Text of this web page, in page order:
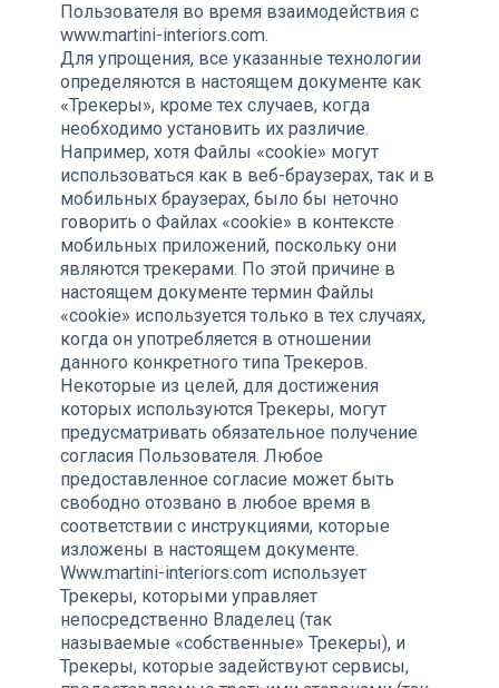
Пользователя во время взаимодействия с
www.martini-interiors.com.
Для упрощения, все указанные технологии
определяются в настоящем документе как
«Трекеры», кроме тех случаев, когда
необходимо установить их различие.
Например, хотя Файлы «cookie» могут
использоваться как в веб-браузерах, так и в
мобильных браузерах, было бы неточно
говорить о Файлах «cookie» в контексте
мобильных приложений, поскольку они
являются трекерами. По этой причине в
настоящем документе термин Файлы
«cookie» используется только в тех случаях,
когда он употребляется в отношении
данного конкретного типа Трекеров.
Некоторые из целей, для достижения
которых используются Трекеры, могут
предусматривать обязательное получение
согласия Пользователя. Любое
предоставленное согласие может быть
свободно отозвано в любое время в
соответствии с инструкциями, которые
изложены в настоящем документе.
Www.martini-interiors.com использует
Трекеры, которыми управляет
непосредственно Владелец (так
называемые «собственные» Трекеры), и
Трекеры, которые задействуют сервисы,